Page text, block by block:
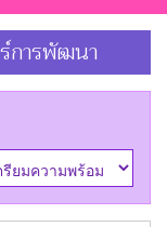
การพัฒนา